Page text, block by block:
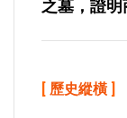
之墓，證明
[ 歷史縱橫 ]